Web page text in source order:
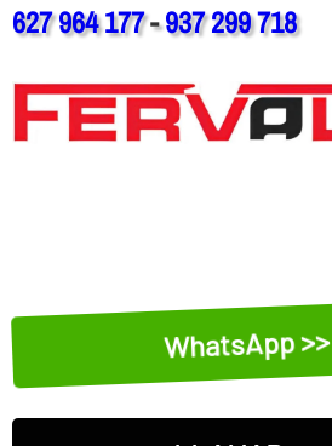
627 964 177-937 299 718
WhatsApp >>